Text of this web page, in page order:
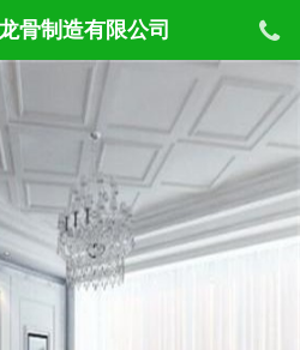
骨制造有限公司